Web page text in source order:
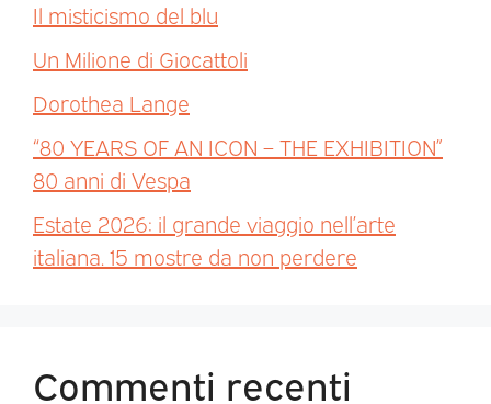
Il misticismo del blu
Un Milione di Giocattoli
Dorothea Lange
“80 YEARS OF AN ICON – THE EXHIBITION”
80 anni di Vespa
Estate 2026: il grande viaggio nell’arte
italiana. 15 mostre da non perdere
Commenti recenti